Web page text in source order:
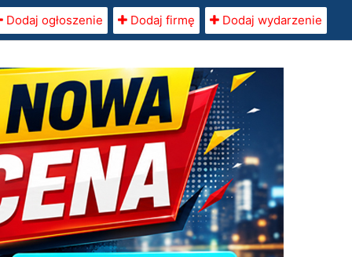
Dodaj ogłoszenie Dodaj firmę Dodaj wydarzenie